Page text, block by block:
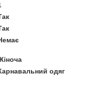
одяг